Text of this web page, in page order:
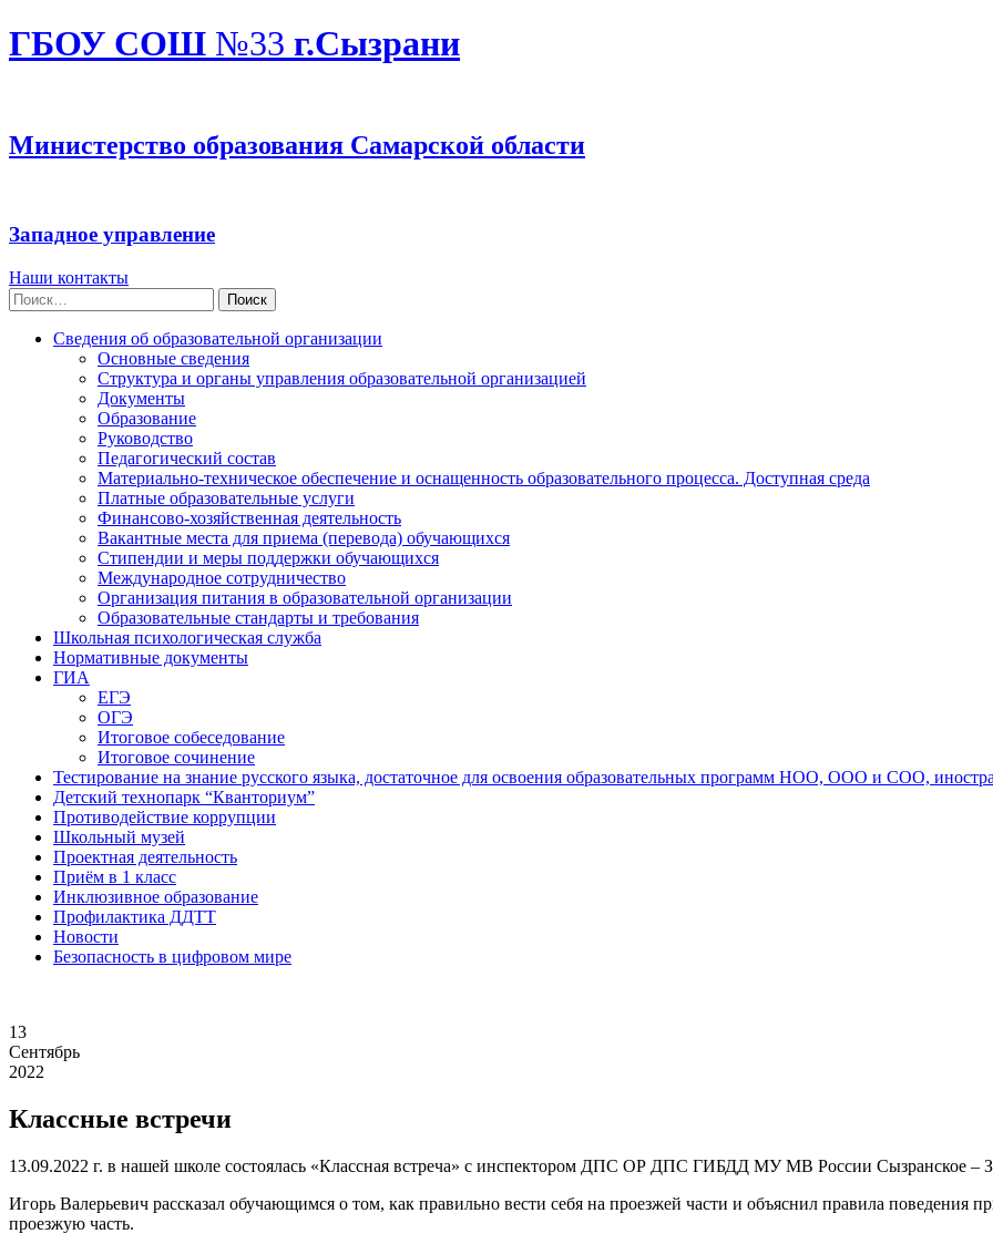
ГБОУ СОШ №33 г.Сызрани
Министерство образования Самарской области
Западное управление
Наши контакты
Найти:
Сведения об образовательной организации
Основные сведения
Структура и органы управления образовательной организацией
Документы
Образование
Руководство
Педагогический состав
Материально-техническое обеспечение и оснащенность образовательного процесса. Доступная среда
Платные образовательные услуги
Финансово-хозяйственная деятельность
Вакантные места для приема (перевода) обучающихся
Стипендии и меры поддержки обучающихся
Международное сотрудничество
Организация питания в образовательной организации
Образовательные стандарты и требования
Школьная психологическая служба
Нормативные документы
ГИА
ЕГЭ
ОГЭ
Итоговое собеседование
Итоговое сочинение
Тестирование на знание русского языка, достаточное для освоения образовательных программ НОО, ООО и СОО,
Детский технопарк “Кванториум”
Противодействие коррупции
Школьный музей
Проектная деятельность
Приём в 1 класс
Инклюзивное образование
Профилактика ДДТТ
Новости
Безопасность в цифровом мире
13
Сентябрь
2022
Классные встречи
13.09.2022 г. в нашей школе состоялась «Классная встреча» с инспектором ДПС ОР ДПС ГИБДД МУ МВ России Сызранское –
Игорь Валерьевич рассказал обучающимся о том, как правильно вести себя на проезжей части и объяснил правила поведения
проезжую часть.